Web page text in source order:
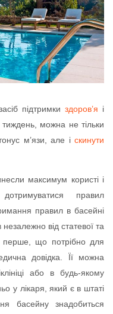
підтримкиздоров’я і
можна не тільки
м’язи, але і скинути
максимум користі і
правил
правил в басейні
незалежно від статевої та
перше, що потрібно для
довідка. Її можна
або в будь-якому
у лікаря, який є в штаті
басейну знадобиться